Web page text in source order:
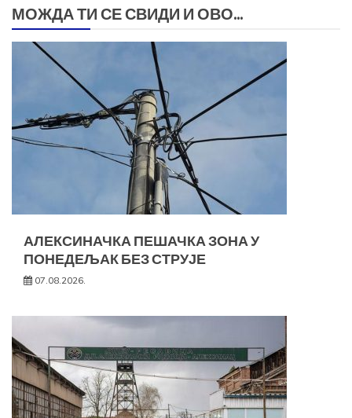
МОЖДА ТИ СЕ СВИДИ И ОВО...
АЛЕКСИНАЧКА ПЕШАЧКА ЗОНА У
ПОНЕДЕЉАК БЕЗ СТРУЈЕ
07.08.2026.